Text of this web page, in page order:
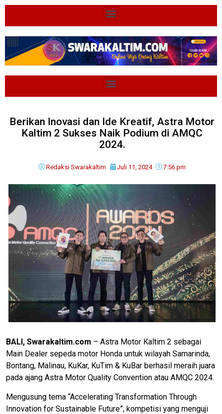
Berikan Inovasi dan Ide Kreatif, Astra Motor
Kaltim 2 Sukses Naik Podium di AMQC
2024.
Redaksi Swarakaltim Juli 11, 2024 7:56 pm
BALI, Swarakaltim.com – Astra Motor Kaltim 2 sebagai
Main Dealer sepeda motor Honda untuk wilayah Samarinda,
Bontang, Malinau, KuKar, KuTim & KuBar berhasil meraih juara
pada ajang Astra Motor Quality Convention atau AMQC 2024.
Mengusung tema “Accelerating Transformation Through
Innovation for Sustainable Future”, kompetisi yang menguji